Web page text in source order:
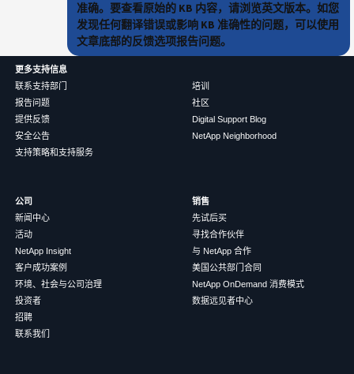
准确。要查看原始的 KB 内容，请浏览英文版本。如您
发现任何翻译错误或影响 KB 准确性的问题，可以使用
文章底部的反馈选项报告问题。
更多支持信息
联系支持部门
报告问题
提供反馈
安全公告
支持策略和支持服务
培训
社区
Digital Support Blog
NetApp Neighborhood
公司
新闻中心
活动
NetApp Insight
客户成功案例
环境、社会与公司治理
投资者
招聘
联系我们
销售
先试后买
寻找合作伙伴
与 NetApp 合作
美国公共部门合同
NetApp OnDemand 消费模式
数据远见者中心